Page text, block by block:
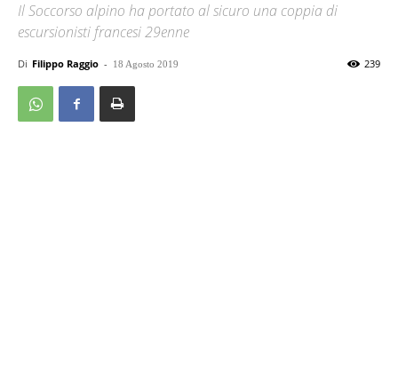
Il Soccorso alpino ha portato al sicuro una coppia di
escursionisti francesi 29enne
Di Filippo Raggio - 18 Agosto 2019 239